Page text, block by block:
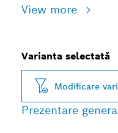
View more
Varianta selectată
Modificare
Prezentare